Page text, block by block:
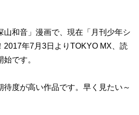
山和音」漫画で、現在「月刊少年シ
2017年7月3日よりTOKYO MX、読
です。
待度が高い作品です。早く見たい～